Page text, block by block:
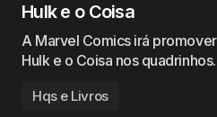
Hulk e o Coisa
A Marvel Comics irá
Hulk e o Coisa nos
Hqs e Livros